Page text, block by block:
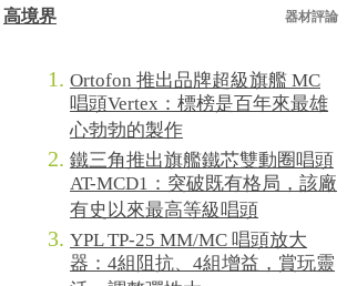
高境界
器材評論
Ortofon 推出品牌超級旗艦 MC
唱頭Vertex：標榜是百年來最雄
心勃勃的製作
鐵三角推出旗艦鐵芯雙動圈唱頭
AT-MCD1：突破既有格局，該廠
有史以來最高等級唱頭
YPL TP-25 MM/MC 唱頭放大
器：4組阻抗、4組增益，賞玩靈